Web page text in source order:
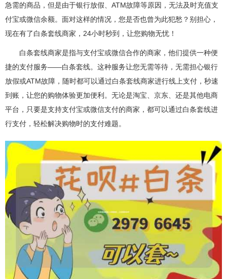
急需的商品，但是由于银行放假、ATM故障等原因，无法及时充值支
付宝或微信余额。面对这样的情况，您是否也曾为此犯愁？别担心，
现在有了白条套线商家，24小时秒到，让您购物无忧！
白条套线商家是指与支付宝或微信合作的商家，他们提供一种便
捷的支付服务——白条套线。这种服务让您无需等待，无需担心银行
放假或ATM故障，随时都可以通过白条套线商家进行线上支付，秒速
到账，让您的购物体验更加便利。无论是淘宝、京东、还是其他电商
平台，只要是支持支付宝或微信支付的商家，都可以通过白条套线进
行支付，轻松解决购物时的支付难题。